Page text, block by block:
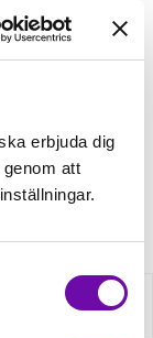
erbjuda dig
att